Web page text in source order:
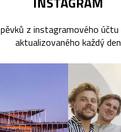
z instagramového účtu
aktualizovaného každý den